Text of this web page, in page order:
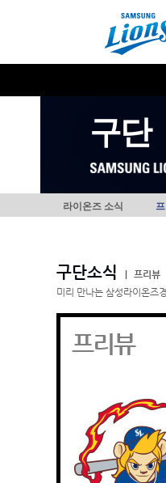
구단
라이온즈 소식
구단소식
프리뷰
미리 만나는 삼성라이온즈
프리뷰